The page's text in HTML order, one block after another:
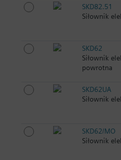
SKD82.51
Siłownik
SKD62
Siłownik
powrotna
SKD62UA
Siłownik
SKD62/MO
Siłownik